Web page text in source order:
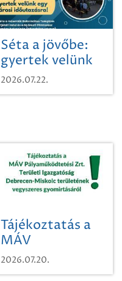
Séta a jövőbe:
gyertek velünk
egy városi
időutazásra!
2026.07.22.
Tájékoztatás a
MÁV
Pályaműködtetési
Zrt. Területi
2026.07.20.